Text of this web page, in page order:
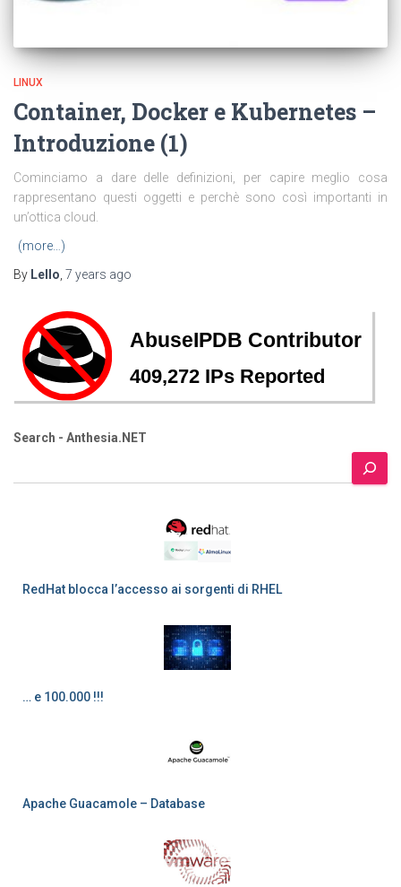
LINUX
Container, Docker e Kubernetes –
Introduzione (1)
Cominciamo a dare delle definizioni, per capire meglio cosa
rappresentano questi oggetti e perchè sono così importanti in
un’ottica cloud.
(more…)
By Lello 7 years ago
Search - Anthesia.NET
RedHat blocca l’accesso ai sorgenti di RHEL
… e 100.000 !!!
Apache Guacamole – Database